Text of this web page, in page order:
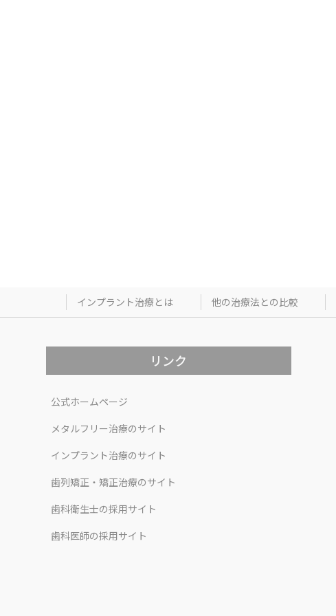
インプラント治療とは 他の治療法との比較
リンク
公式ホームページ
メタルフリー治療のサイト
インプラント治療のサイト
歯列矯正・矯正治療のサイト
歯科衛生士の採用サイト
歯科医師の採用サイト